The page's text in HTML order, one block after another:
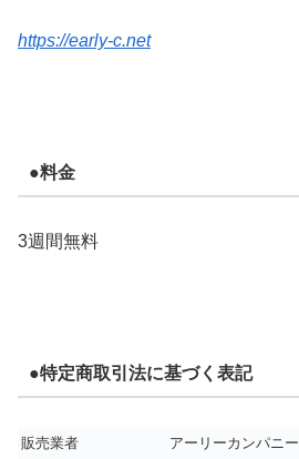
https://early-c.net
●料金
3週間無料
●特定商取引法に基づく表記
販売業者
アーリーカンパニー